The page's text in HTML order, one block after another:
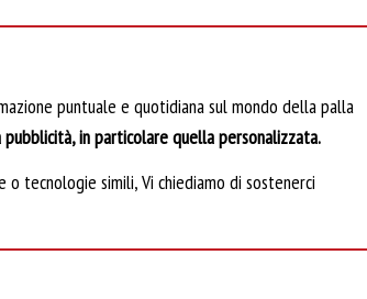
puntuale e quotidiana sul mondo della palla
in particolare quella personalizzata.
tecnologie simili, Vi chiediamo di sostenerci